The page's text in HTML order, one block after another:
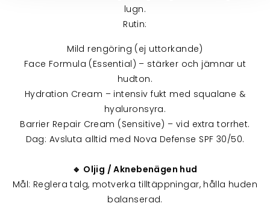
lugn.
Rutin:
Mild rengöring (ej uttorkande)
Face Formula (Essential) – stärker och jämnar ut
hudton.
Hydration Cream – intensiv fukt med squalane &
hyaluronsyra.
Barrier Repair Cream (Sensitive) – vid extra torrhet.
Dag: Avsluta alltid med Nova Defense SPF 30/50.
🔹 Oljig / Aknebenägen hud
Mål: Reglera talg, motverka tilltäppningar, hålla huden
balanserad.